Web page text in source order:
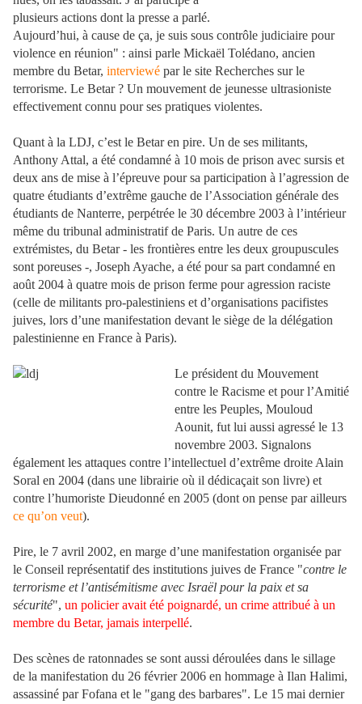
plusieurs actions dont la presse a parlé.
Aujourd’hui, à cause de ça, je suis sous contrôle judiciaire pour
violence en réunion" : ainsi parle Mickaël Tolédano, ancien
membre du Betar, interviewé par le site Recherches sur le
terrorisme. Le Betar ? Un mouvement de jeunesse ultrasioniste
effectivement connu pour ses pratiques violentes.
Quant à la LDJ, c’est le Betar en pire. Un de ses militants,
Anthony Attal, a été condamné à 10 mois de prison avec sursis et
deux ans de mise à l’épreuve pour sa participation à l’agression de
quatre étudiants d’extrême gauche de l’Association générale des
étudiants de Nanterre, perpétrée le 30 décembre 2003 à l’intérieur
même du tribunal administratif de Paris. Un autre de ces
extrémistes, du Betar - les frontières entre les deux groupuscules
sont poreuses -, Joseph Ayache, a été pour sa part condamné en
août 2004 à quatre mois de prison ferme pour agression raciste
(celle de militants pro-palestiniens et d’organisations pacifistes
juives, lors d’une manifestation devant le siège de la délégation
palestinienne en France à Paris).
Le président du Mouvement
contre le Racisme et pour l’Amitié
entre les Peuples, Mouloud
Aounit, fut lui aussi agressé le 13
novembre 2003. Signalons
également les attaques contre l’intellectuel d’extrême droite Alain
Soral en 2004 (dans une librairie où il dédicaçait son livre) et
contre l’humoriste Dieudonné en 2005 (dont on pense par ailleurs
ce qu’on veut).
Pire, le 7 avril 2002, en marge d’une manifestation organisée par
le Conseil représentatif des institutions juives de France "contre le
terrorisme et l’antisémitisme avec Israël pour la paix et sa
sécurité", un policier avait été poignardé, un crime attribué à un
membre du Betar, jamais interpellé.
Des scènes de ratonnades se sont aussi déroulées dans le sillage
de la manifestation du 26 février 2006 en hommage à Ilan Halimi,
assassiné par Fofana et le "gang des barbares". Le 15 mai dernier